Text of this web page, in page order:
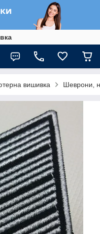
вишивка Шеврони,